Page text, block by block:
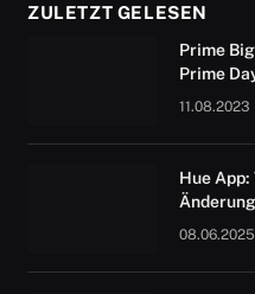
ZULETZT GELESEN
Prime
Prime
11.08.2023
Hue
08.06.2025